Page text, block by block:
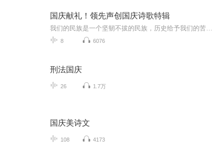
国庆献礼！领先声创国庆诗歌特辑
8 6076
刑法国庆
26 1.7万
国庆美诗文
108 4173